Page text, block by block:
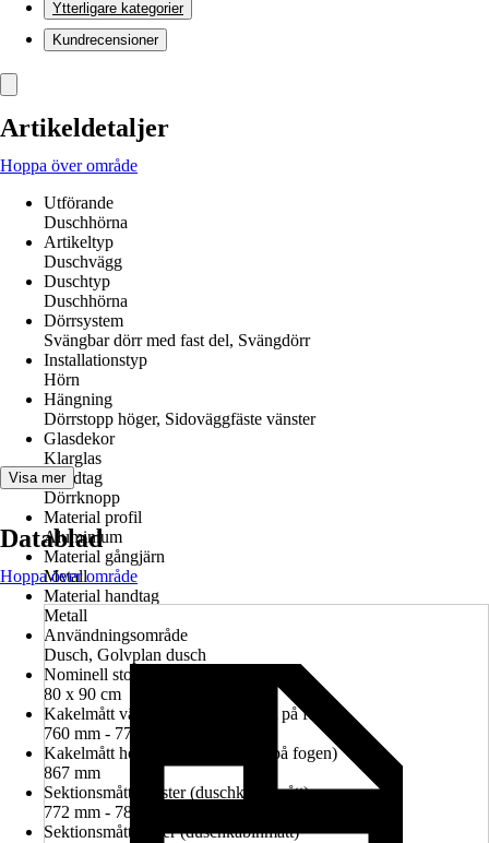
Ytterligare kategorier
Kundrecensioner
Artikeldetaljer
Hoppa över område
Utförande
Duschhörna
Artikeltyp
Duschvägg
Duschtyp
Duschhörna
Dörrsystem
Svängbar dörr med fast del, Svängdörr
Installationstyp
Hörn
Hängning
Dörrstopp höger, Sidoväggfäste vänster
Glasdekor
Klarglas
Handtag
Dörrknopp
Material profil
Aluminium
Material gångjärn
Metall
Material handtag
Metall
Användningsområde
Dusch, Golvplan dusch
Nominell storlek i cm
80 x 90 cm
Kakelmått vänster (glasrutans mitt på fogen)
760 mm - 774 mm
Kakelmått höger (glasrutans mitt på fogen)
867 mm
Sektionsmått vänster (duschkabinmått)
772 mm - 786 mm
Sektionsmått höger (duschkabinmått)
Visa mer
Datablad
Hoppa över område